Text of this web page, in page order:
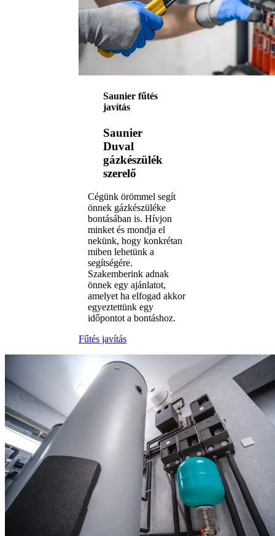
Saunier fűtés
javítás
Saunier
Duval
gázkészülék
szerelő
Cégünk örömmel segít
önnek gázkészüléke
bontásában is. Hívjon
minket és mondja el
nekünk, hogy konkrétan
miben lehetünk a
segítségére.
Szakemberink adnak
önnek egy ajánlatot,
amelyet ha elfogad akkor
egyeztettünk egy
időpontot a bontáshoz.
Fűtés javítás